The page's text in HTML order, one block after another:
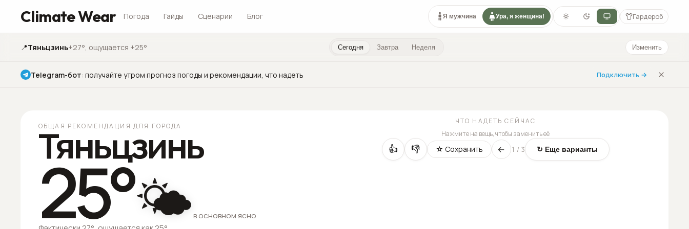
Climate Wear Погода Гайды Сценарии Блог Я мужчина Ура, я женщина! Гардероб
📍Тяньцзинь+27°, ощущается +25° Сегодня Завтра Неделя Изменить
Telegram-бот: получайте утром прогноз погоды и рекомендации, что надеть Подключить →
ОБЩАЯ РЕКОМЕНДАЦИЯ ДЛЯ ГОРОДА
Тяньцзинь
25°🌤️в основном ясно
ЧТО НАДЕТЬ СЕЙЧАС
Нажмите на вещь, чтобы заменить её
👍 👎 ☆ Сохранить ← 1 / 3 ↻ Еще варианты